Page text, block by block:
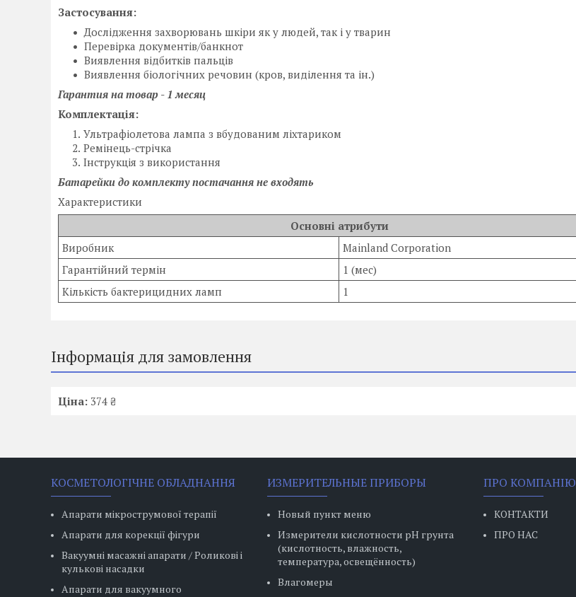
Застосування:
Дослідження захворювань шкіри як у людей, так і у тварин
Перевірка документів/банкнот
Виявлення відбитків пальців
Виявлення біологічних речовин (кров, виділення та ін.)
Гарантия на товар - 1 месяц
Комплектація:
Ультрафіолетова лампа з вбудованим ліхтариком
Ремінець-стрічка
Інструкція з використання
Батарейки до комплекту постачання не входять
Характеристики
Основні атрибути
Виробник
Mainland Corporation
Гарантійний термін
1 (мес)
Кількість бактерицидних ламп
1
Інформація для замовлення
Ціна: 374 ₴
КОСМЕТОЛОГІЧНЕ ОБЛАДНАННЯ
Апарати мікрострумової терапії
Апарати для корекції фігури
Вакуумні масажні апарати / Роликові і
кулькові насадки
Апарати для вакуумного
ИЗМЕРИТЕЛЬНЫЕ ПРИБОРЫ
Новый пункт меню
Измерители кислотности pH грунта
(кислотность, влажность,
температура, освещённость)
Влагомеры
ПРО КОМПАНІЮ
КОНТАКТИ
ПРО НАС